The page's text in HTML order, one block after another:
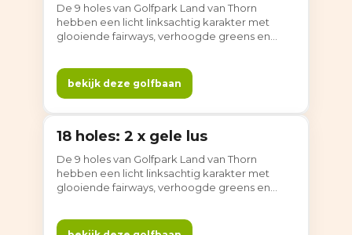
De 9 holes van Golfpark Land van Thorn
hebben een licht linksachtig karakter met
glooiende fairways, verhoogde greens en
afslagplaatsen gebruikt. Een fijne, rustige plek
om te golfen — altijd in een gewoon gezellige
bekijk deze golfbaan
18 holes
18 holes: 2 x gele lus
De 9 holes van Golfpark Land van Thorn
hebben een licht linksachtig karakter met
glooiende fairways, verhoogde greens en
afslagplaatsen gebruikt. Een fijne, rustige plek